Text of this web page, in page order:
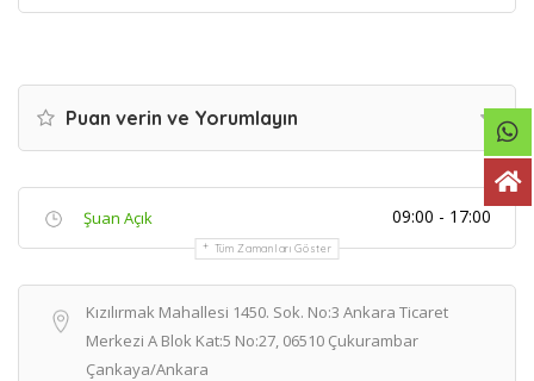
Puan verin ve Yorumlayın
Şuan Açık 09:00 - 17:00
Tüm Zamanları Göster
Kızılırmak Mahallesi 1450. Sok. No:3 Ankara Ticaret
Merkezi A Blok Kat:5 No:27, 06510 Çukurambar
Çankaya/Ankara